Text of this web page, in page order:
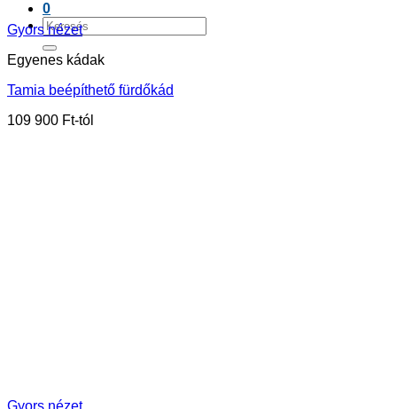
0
Keresés
a
következőre:
Gyors nézet
Egyenes kádak
Tamia beépíthető fürdőkád
109 900 Ft
Gyors nézet